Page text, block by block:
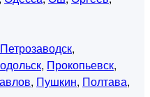
Петрозаводск,
, Прокопьевск,
, Пушкин, Полтава,